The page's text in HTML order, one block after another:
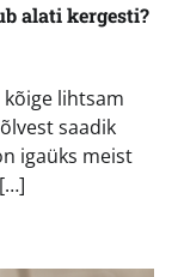
alati kergesti?
lihtsam
saadik
igaüks meist